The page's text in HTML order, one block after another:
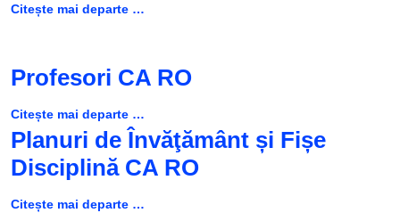
Citește mai departe …
Profesori CA RO
Citește mai departe …
Planuri de Învăţământ și Fișe
Disciplină CA RO
Citește mai departe …